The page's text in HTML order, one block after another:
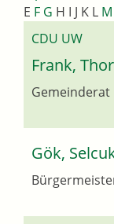
E F G H I J K L M
CDU UW
Frank,
Gemeinderat
Gök,